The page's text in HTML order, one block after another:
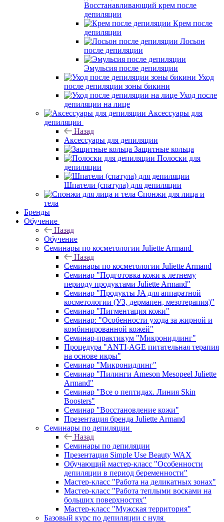
Восстанавливающий крем после
депиляции
Крем после
депиляции
Лосьон
после депиляции
Эмульсия после депиляции
Уход
после депиляции зоны бикини
Уход после
депиляции на лице
Аксессуары для
депиляции
Назад
Аксессуары для депиляции
Защитные кольца
Полоски для
депиляции
Шпатели (спатула) для депиляции
Спонжи для лица и
тела
Бренды
Обучение
Назад
Обучение
Семинары по косметологии Juliette Armand
Назад
Семинары по косметологии Juliette Armand
Семинар "Подготовка кожи к летнему
периоду продуктами Juliette Armand"
Семинар "Продукты JA для аппаратной
косметологии (УЗ, дермапен, мезотерапия)"
Семинар "Пигментация кожи"
Семинар: "Особенности ухода за жирной и
комбинированной кожей"
Семинар-практикум "Микронидлинг"
Процедура "ANTI-AGE питательная терапия
на основе икры"
Семинар "Микронидлинг"
Семинар "Пилинги Ameson Mesopeel Juliette
Armand"
Семинар "Все о пептидах. Линия Skin
Boosters"
Семинар "Восстановление кожи"
Презентация бренда Juliette Armand
Семинары по депиляции
Назад
Семинары по депиляции
Презентация Simple Use Beauty WAX
Обучающий мастер-класс "Особенности
депиляции в период беременности"
Мастер-класс "Работа на деликатных зонах"
Мастер-класс "Работа теплыми восками на
больших поверхностях"
Мастер-класс "Мужская территория"
Базовый курс по депиляции с нуля